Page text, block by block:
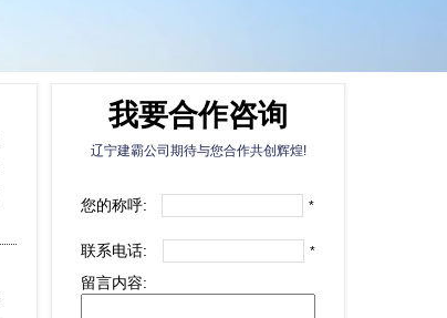
我要合作咨询
辽宁建霸公司期待与您合作共创辉煌!
您的称呼: *
联系电话: *
留言内容: